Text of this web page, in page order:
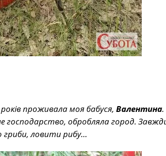
проживала моя бабуся, Валентина
господарство, обробляла город.
гриби, ловити рибу…